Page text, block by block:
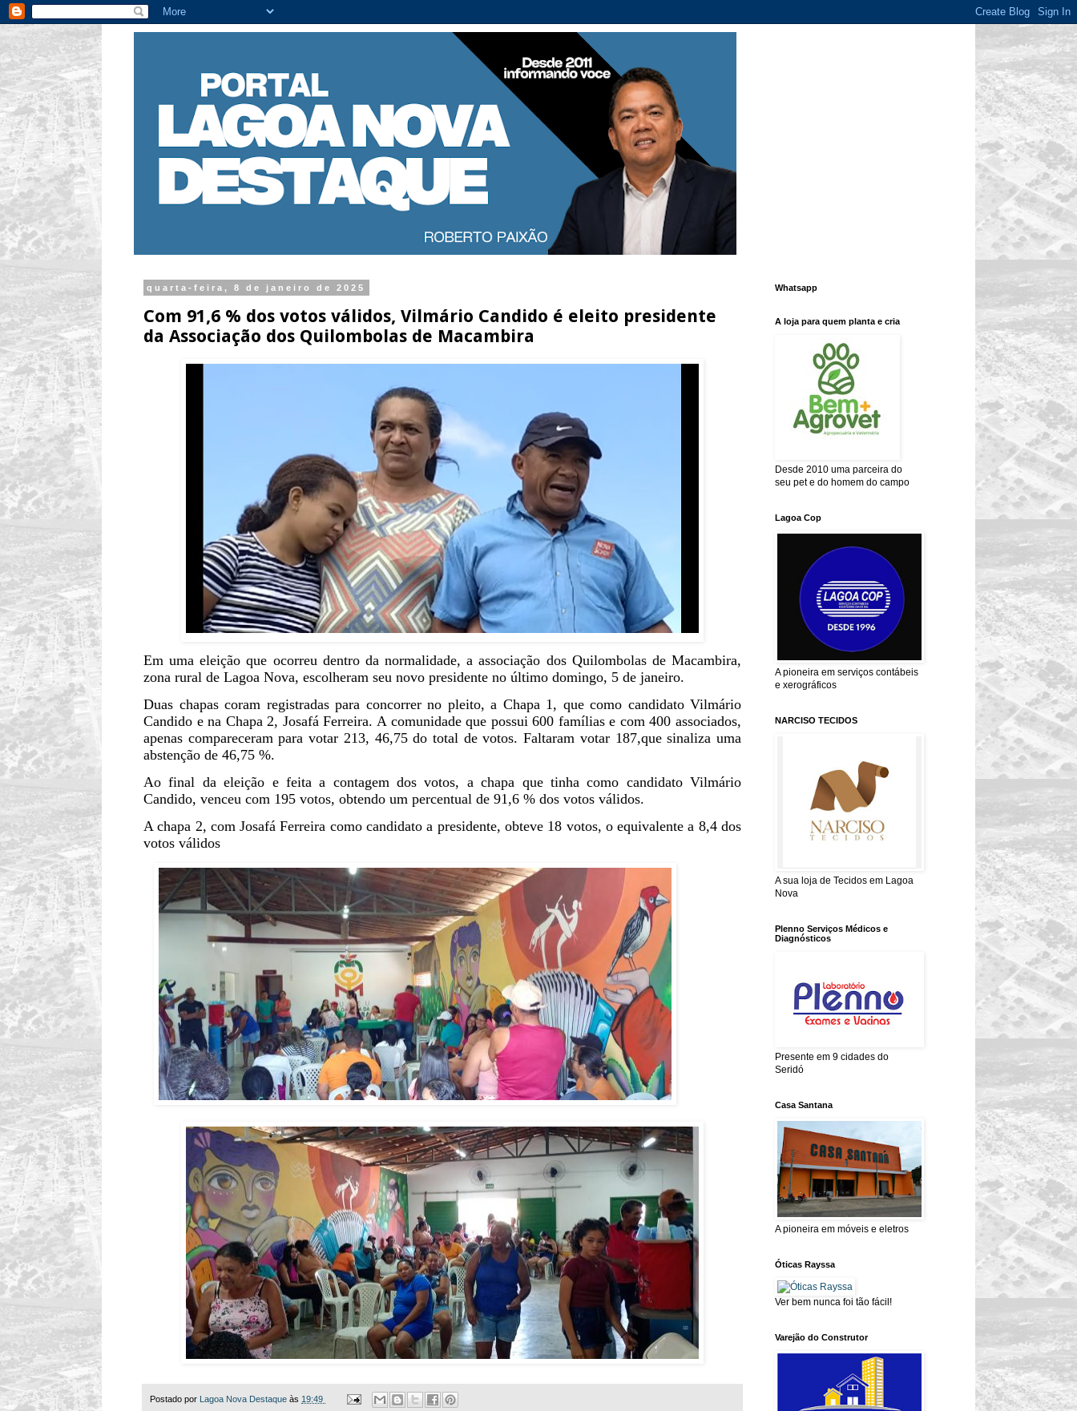
quarta-feira, 8 de janeiro de 2025
Com 91,6 % dos votos válidos, Vilmário Candido é eleito presidente
da Associação dos Quilombolas de Macambira
Em uma eleição que ocorreu dentro da normalidade, a associação dos Quilombolas de Macambira,
zona rural de Lagoa Nova, escolheram seu novo presidente no último domingo, 5 de janeiro.
Duas chapas coram registradas para concorrer no pleito, a Chapa 1, que como candidato Vilmário
Candido e na Chapa 2, Josafá Ferreira. A comunidade que possui 600 famílias e com 400 associados,
apenas compareceram para votar 213, 46,75 do total de votos. Faltaram votar 187,que sinaliza uma
abstenção de 46,75 %.
Ao final da eleição e feita a contagem dos votos, a chapa que tinha como candidato Vilmário
Candido, venceu com 195 votos, obtendo um percentual de 91,6 % dos votos válidos.
A chapa 2, com Josafá Ferreira como candidato a presidente, obteve 18 votos, o equivalente a 8,4 dos
votos válidos
Postado por Lagoa Nova Destaque às 19:49
Whatsapp
A loja para quem planta e cria
Desde 2010 uma parceira do
seu pet e do homem do campo
Lagoa Cop
A pioneira em serviços contábeis
e xerográficos
NARCISO TECIDOS
A sua loja de Tecidos em Lagoa
Nova
Plenno Serviços Médicos e
Diagnósticos
Presente em 9 cidades do
Seridó
Casa Santana
A pioneira em móveis e eletros
Óticas Rayssa
Ver bem nunca foi tão fácil!
Varejão do Construtor